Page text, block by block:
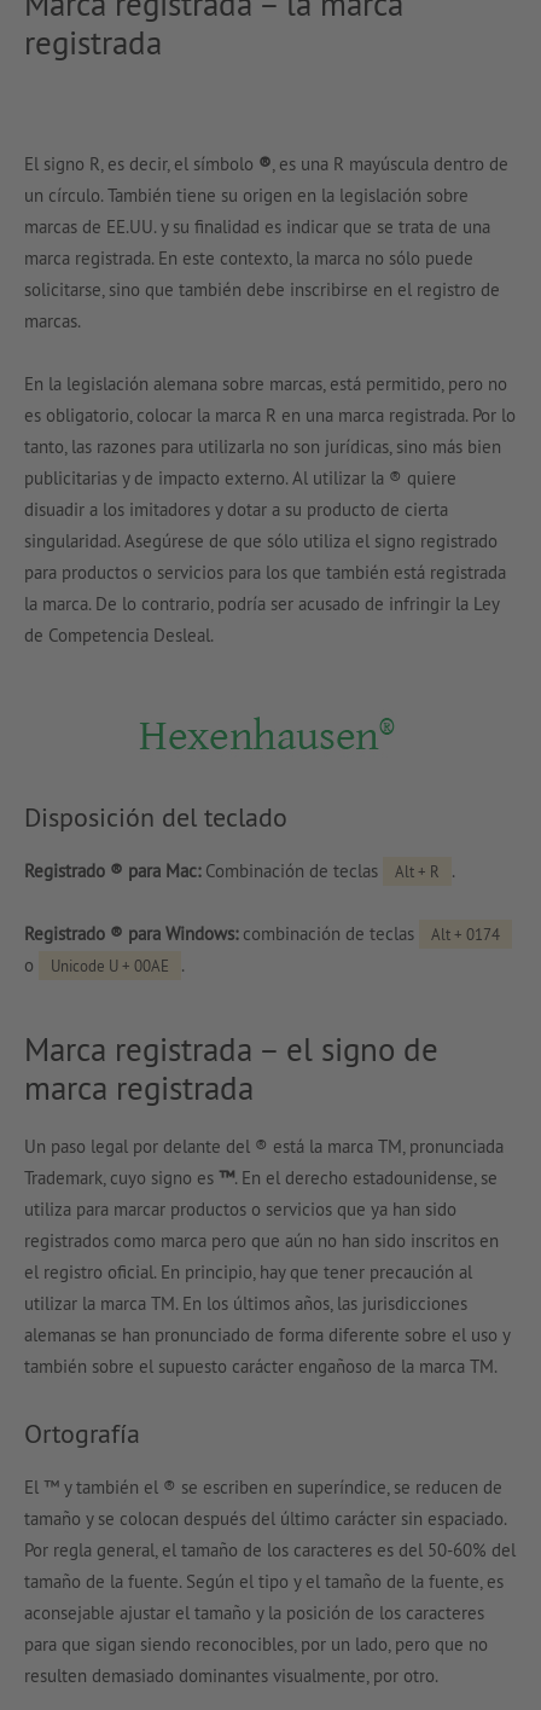
registrada
El signo R, es decir, el símbolo ® , es una R mayúscula dentro de
un círculo. También tiene su origen en la legislación sobre
marcas de EE.UU. y su finalidad es indicar que se trata de una
marca registrada. En este contexto, la marca no sólo puede
solicitarse, sino que también debe inscribirse en el registro de
marcas.
En la legislación alemana sobre marcas, está permitido, pero no
es obligatorio, colocar la marca R en una marca registrada. Por lo
tanto, las razones para utilizarla no son jurídicas, sino más bien
publicitarias y de impacto externo. Al utilizar la ® quiere
disuadir a los imitadores y dotar a su producto de cierta
singularidad. Asegúrese de que sólo utiliza el signo registrado
para productos o servicios para los que también está registrada
la marca. De lo contrario, podría ser acusado de infringir la Ley
de Competencia Desleal.
Disposición del teclado
Registrado ® para Mac: Combinación de teclas Alt + R .
Registrado ® para Windows: combinación de teclas Alt + 0174
o Unicode U + 00AE .
Marca registrada – el signo de
marca registrada
Un paso legal por delante del ® está la marca TM, pronunciada
Trademark, cuyo signo es ™. En el derecho estadounidense, se
utiliza para marcar productos o servicios que ya han sido
registrados como marca pero que aún no han sido inscritos en
el registro oficial. En principio, hay que tener precaución al
utilizar la marca TM. En los últimos años, las jurisdicciones
alemanas se han pronunciado de forma diferente sobre el uso y
también sobre el supuesto carácter engañoso de la marca TM.
Ortografía
El ™ y también el ® se escriben en superíndice, se reducen de
tamaño y se colocan después del último carácter sin espaciado.
Por regla general, el tamaño de los caracteres es del 50-60% del
tamaño de la fuente. Según el tipo y el tamaño de la fuente, es
aconsejable ajustar el tamaño y la posición de los caracteres
para que sigan siendo reconocibles, por un lado, pero que no
resulten demasiado dominantes visualmente, por otro.